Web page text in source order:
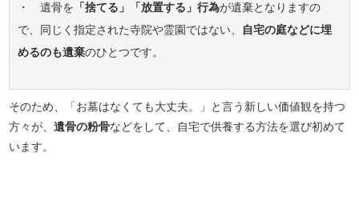
・ 遺骨を 「捨てる」「放置する」行為が遺棄となりますの
で、同じく指定された寺院や霊園ではない、
自宅の庭などに埋
めるのも遺棄のひとつです。
そのため、「お墓はなくても大丈夫。」と言う新しい価値観を持つ
方々が、遺骨の粉骨などをして、自宅で供養する方法を選び初めて
います。